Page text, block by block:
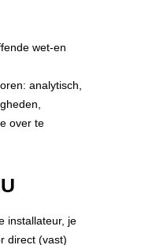
wet-en
analytisch,
over te
installateur, je
direct (vast)